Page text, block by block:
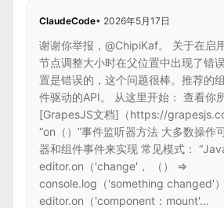
ClaudeCode• 2026年5月17日
谢谢你举报，@ChipiKaf。 关于在启
节点调整大小时在父位置中出现了错
置是错误的，这个问题很棒。推荐的
件驱动的API。 从这里开始： 查看你
[GrapesJS文档]（https://
“on（）”事件监听器方法 大多数操作
器和组件事件来实现 常见模式：
editor.on（'change'， （） =>
console.log（'something changed'
editor.on（'component：mount'...